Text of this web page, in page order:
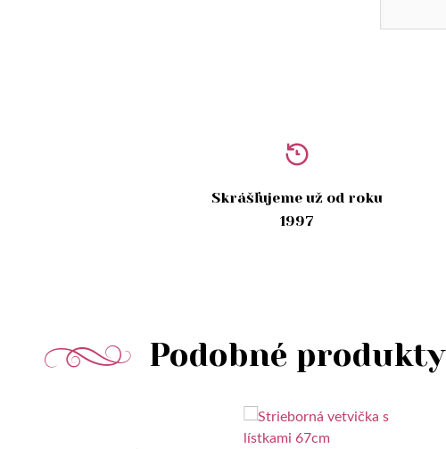
Skrášľujeme už od roku
1997
Podobné produkty